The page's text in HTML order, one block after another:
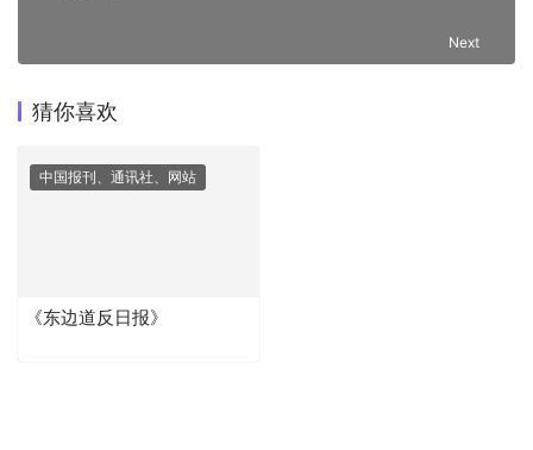
Next
猜你喜欢
中国报刊、通讯社、网站
《东边道反日报》